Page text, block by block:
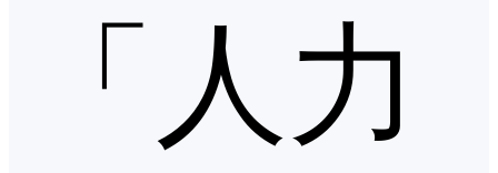
「人力